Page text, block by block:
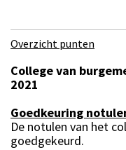
Overzicht punten
College van
2021
Goedkeuring
De notulen van het
goedgekeurd.